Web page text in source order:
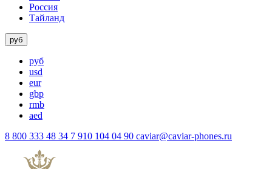
Россия
Тайланд
руб
руб
usd
eur
gbp
rmb
aed
8 800 333 48 34 7 910 104 04 90 caviar@caviar-phones.ru